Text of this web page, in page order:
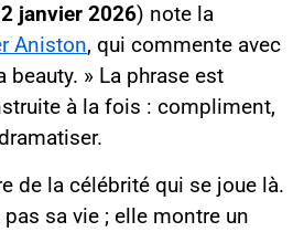
janvier 2026) note la
Aniston, qui commente avec
beauty. » La phrase est
à la fois : compliment,
de la célébrité qui se joue là.
sa vie ; elle montre un